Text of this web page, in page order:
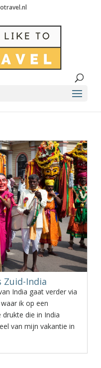
Zuid-India
India gaat verder via
ik op een
die in India
van mijn vakantie in